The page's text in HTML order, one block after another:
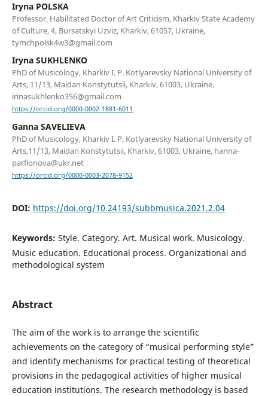
Iryna POLSKA
Professor, Habilitated Doctor of Art Criticism, Kharkiv State Academy
of Culture, 4, Bursatskyi Uzviz, Kharkiv, 61057, Ukraine,
tymchpolsk4w3@gmail.com
Iryna SUKHLENKO
PhD of Musicology, Kharkiv I. P. Kotlyarevsky National University of
Arts, 11/13, Maidan Konstytutsii, Kharkiv, 61003, Ukraine,
irinasukhlenko356@gmail.com
https://orcid.org/0000-0002-1881-6011
Ganna SAVELIEVA
PhD of Musicology, Kharkiv I. P. Kotlyarevsky National University of
Arts,11/13, Maidan Konstytutsii, Kharkiv, 61003, Ukraine, hanna-
parfionova@ukr.net
https://orcid.org/0000-0003-2078-9152
DOI: https://doi.org/10.24193/subbmusica.2021.2.04
Keywords: Style. Category. Art. Musical work. Musicology.
Music education. Educational process. Organizational and
methodological system
Abstract
The aim of the work is to arrange the scientific
achievements on the category of “musical performing style”
and identify mechanisms for practical testing of theoretical
provisions in the pedagogical activities of higher musical
education institutions. The research methodology is based